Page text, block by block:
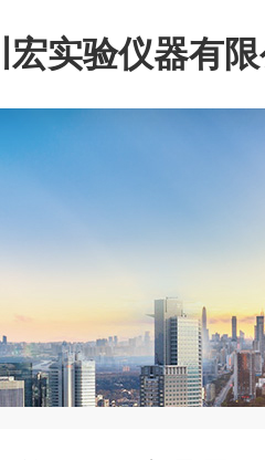
宏实验仪器有